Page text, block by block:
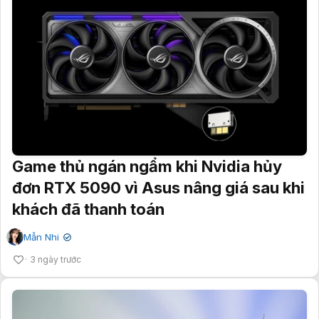
Game thủ ngán ngẩm khi Nvidia hủy
đơn RTX 5090 vì Asus nâng giá sau khi
khách đã thanh toán
Mẫn Nhi ✔
3 ngày trước